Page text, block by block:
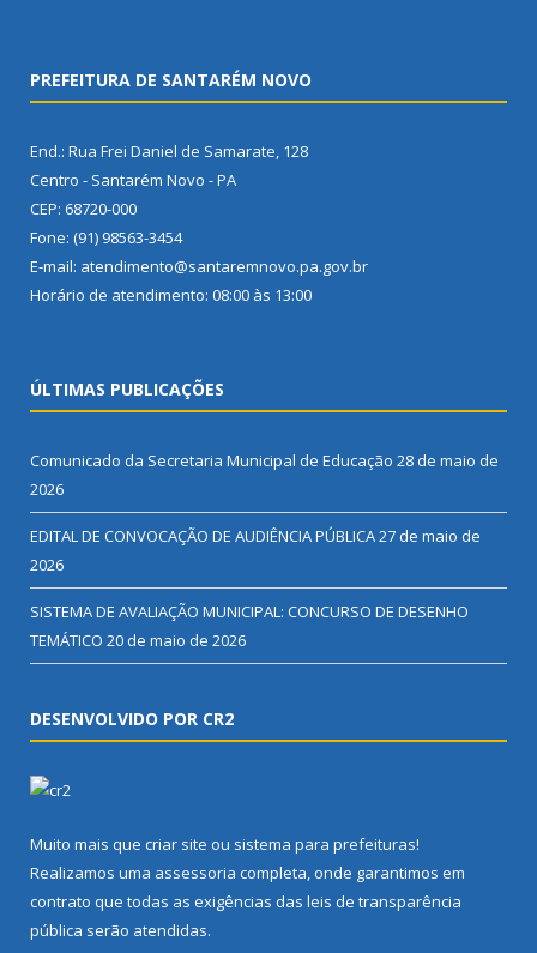
PREFEITURA DE SANTARÉM NOVO
End.: Rua Frei Daniel de Samarate, 128
Centro - Santarém Novo - PA
CEP: 68720-000
Fone: (91) 98563-3454
E-mail: atendimento@santaremnovo.pa.gov.br
Horário de atendimento: 08:00 às 13:00
ÚLTIMAS PUBLICAÇÕES
Comunicado da Secretaria Municipal de Educação 28 de maio de
2026
EDITAL DE CONVOCAÇÃO DE AUDIÊNCIA PÚBLICA27 de maio de
2026
SISTEMA DE AVALIAÇÃO MUNICIPAL: CONCURSO DE DESENHO
TEMÁTICO 20 de maio de 2026
DESENVOLVIDO POR CR2
Muito mais que criar site ou sistema para prefeituras!
Realizamos uma assessoria completa, onde garantimos em
contrato que todas as exigências das leis de transparência
pública serão atendidas.